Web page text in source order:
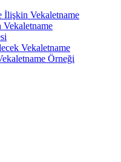
İlişkin Vekaletname
Vekaletname
Vekaletname
Örneği